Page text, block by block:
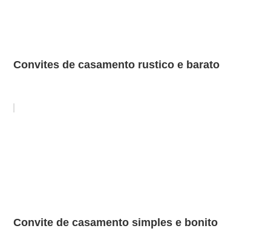
Convites de casamento rustico e barato
Convite de casamento simples e bonito